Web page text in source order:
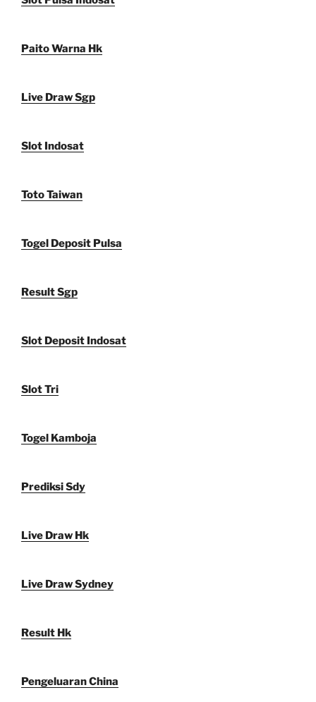
Paito Warna Hk
Live Draw Sgp
Slot Indosat
Toto Taiwan
Togel Deposit Pulsa
Result Sgp
Slot Deposit Indosat
Slot Tri
Togel Kamboja
Prediksi Sdy
Live Draw Hk
Live Draw Sydney
Result Hk
Pengeluaran China